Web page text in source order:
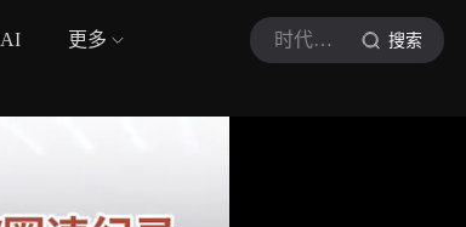
AI 更多 时代周报 搜索